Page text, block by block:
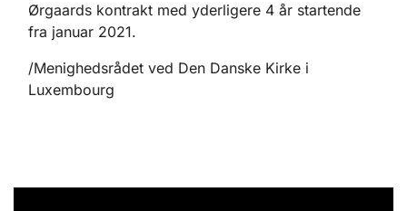
Ørgaards kontrakt med yderligere 4 år startende
fra januar 2021.
/Menighedsrådet ved Den Danske Kirke i
Luxembourg